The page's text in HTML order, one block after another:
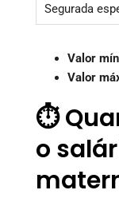
Segurada
Valor
Valor
⏱️
o